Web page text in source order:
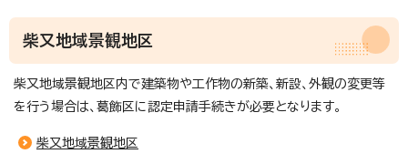
柴又地域景観地区
柴又地域景観地区内で建築物や工作物の新築、新設、外観の変更等
を行う場合は、葛飾区に認定申請手続きが必要となります。
柴又地域景観地区